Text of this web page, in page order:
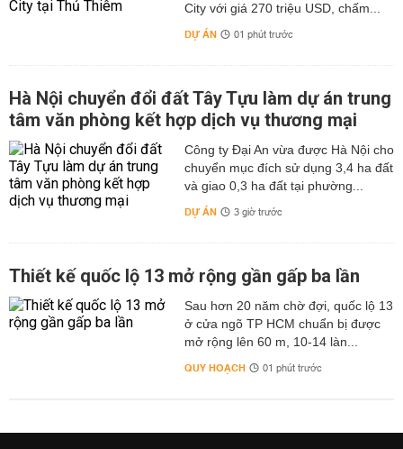
City với giá 270 triệu USD, chấm...
DỰ ÁN 01 phút trước
Hà Nội chuyển đổi đất Tây Tựu làm dự án trung
tâm văn phòng kết hợp dịch vụ thương mại
Công ty Đại An vừa được Hà Nội cho
chuyển mục đích sử dụng 3,4 ha đất
và giao 0,3 ha đất tại phường...
DỰ ÁN 3 giờ trước
Thiết kế quốc lộ 13 mở rộng gần gấp ba lần
Sau hơn 20 năm chờ đợi, quốc lộ 13
ở cửa ngõ TP HCM chuẩn bị được
mở rộng lên 60 m, 10-14 làn...
QUY HOẠCH 01 phút trước